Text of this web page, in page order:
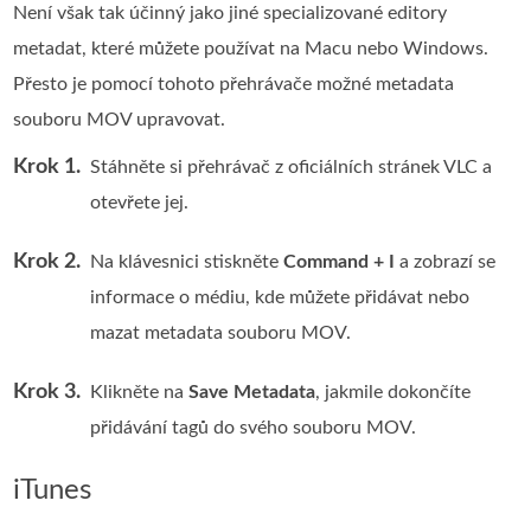
Není však tak účinný jako jiné specializované editory
metadat, které můžete používat na Macu nebo Windows.
Přesto je pomocí tohoto přehrávače možné metadata
souboru MOV upravovat.
Krok 1. Stáhněte si přehrávač z oficiálních stránek VLC a
otevřete jej.
Krok 2. Na klávesnici stiskněteCommand + I
a zobrazí se
informace o médiu, kde můžete přidávat nebo
mazat metadata souboru MOV.
Krok 3. Klikněte naSave Metadata, jakmile dokončíte
přidávání tagů do svého souboru MOV.
iTunes